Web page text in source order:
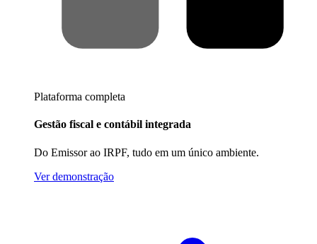
Plataforma completa
Gestão fiscal e contábil integrada
Do Emissor ao IRPF, tudo em um único ambiente.
Ver demonstração